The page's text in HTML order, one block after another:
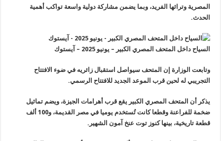
المصرية وتراثها الفريد، وبما يضمن مشاركة دولية واسعة تواكب أهمية
الحدث.
السياح داخل المتحف المصري الكبير – يونيو 2025 – آيستوك
وتابعت الوزارة إن المتحف سيواصل استقبال زائريه في ضوء الافتتاح
التجريبي له لحين قرب الموعد الجديد للافتتاح الرسمي.
يذكر أن المتحف المصري الكبير يقع قرب أهرامات الجيزة، ويضم تماثيل
ضخمة للفراعنة وقطعا كانت تُستخدم يوميا في مصر القديمة، و100 ألف
قطعة تاريخية، بينها كنوز توت عنخ آمون الشهير.